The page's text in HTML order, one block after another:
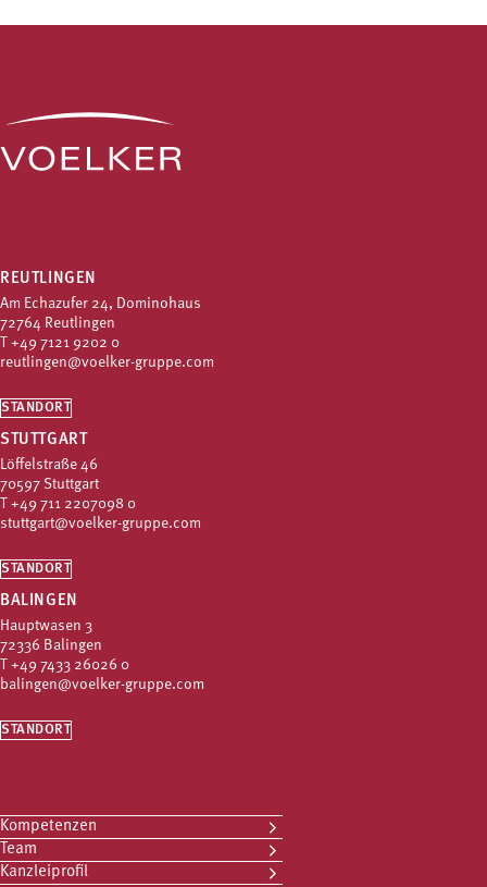
REUTLINGEN
Am Echazufer 24, Dominohaus
72764 Reutlingen
+49 7121 9202 0
reutlingen@voelker-gruppe.com
STANDORT
STUTTGART
Löffelstraße 46
70597 Stuttgart
+49 711 2207098 0
stuttgart@voelker-gruppe.com
STANDORT
BALINGEN
Hauptwasen 3
72336 Balingen
+49 7433 26026 0
balingen@voelker-gruppe.com
STANDORT
Kompetenzen
Team
Kanzleiprofil